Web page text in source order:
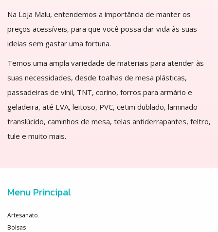
Na Loja Malu, entendemos a importância de manter os
preços acessíveis, para que você possa dar vida às suas
ideias sem gastar uma fortuna.
Temos uma ampla variedade de materiais para atender às
suas necessidades, desde toalhas de mesa plásticas,
passadeiras de vinil, TNT, corino, forros para armário e
geladeira, até EVA, leitoso, PVC, cetim dublado, laminado
translúcido, caminhos de mesa, telas antiderrapantes, feltro,
tule e muito mais.
Menu Principal
Artesanato
Bolsas